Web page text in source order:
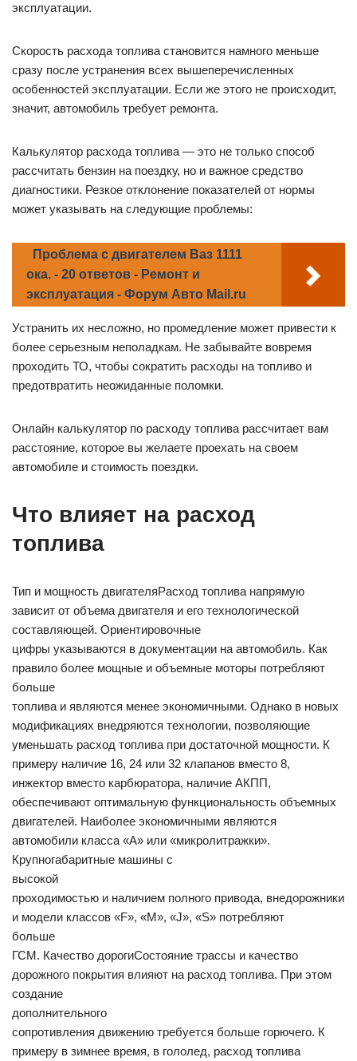
эксплуатации.
Скорость расхода топлива становится намного меньше
сразу после устранения всех вышеперечисленных
особенностей эксплуатации. Если же этого не происходит,
значит, автомобиль требует ремонта.
Калькулятор расхода топлива — это не только способ
рассчитать бензин на поездку, но и важное средство
диагностики. Резкое отклонение показателей от нормы
может указывать на следующие проблемы:
Проблема с двигателем Ваз 1111
ока. - 20 ответов - Ремонт и
эксплуатация - Форум Авто Mail.ru
Устранить их несложно, но промедление может привести к
более серьезным неполадкам. Не забывайте вовремя
проходить ТО, чтобы сократить расходы на топливо и
предотвратить неожиданные поломки.
Онлайн калькулятор по расходу топлива рассчитает вам
расстояние, которое вы желаете проехать на своем
автомобиле и стоимость поездки.
Что влияет на расход
топлива
Тип и мощность двигателяРасход топлива напрямую
зависит от объема двигателя и его технологической
составляющей. Ориентировочные
цифры указываются в документации на автомобиль. Как
правило более мощные и объемные моторы потребляют
больше
топлива и являются менее экономичными. Однако в новых
модификациях внедряются технологии, позволяющие
уменьшать расход топлива при достаточной мощности. К
примеру наличие 16, 24 или 32 клапанов вместо 8,
инжектор вместо карбюратора, наличие АКПП,
обеспечивают оптимальную функциональность объемных
двигателей. Наиболее экономичными являются
автомобили класса «А» или «микролитражки».
Крупногабаритные машины с
высокой
проходимостью и наличием полного привода, внедорожники
и модели классов «F», «M», «J», «S» потребляют
больше
ГСМ. Качество дорогиСостояние трассы и качество
дорожного покрытия влияют на расход топлива. При этом
создание
дополнительного
сопротивления движению требуется больше горючего. К
примеру в зимнее время, в гололед, расход топлива